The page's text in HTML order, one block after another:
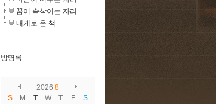
꿈이 속삭이는 자리
내게로 온 책
방명록
2026 8
S
M T W T F
S